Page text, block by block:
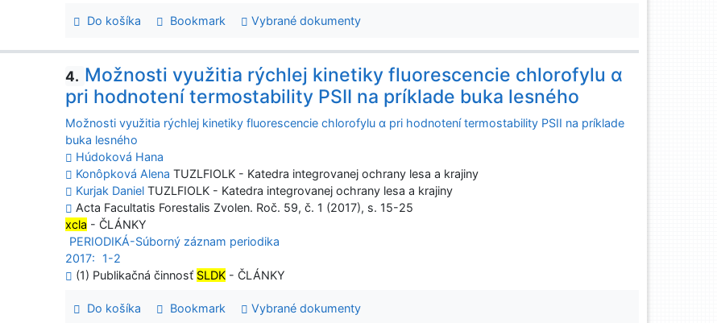
Do košíka Bookmark Vybrané dokumenty
4. Možnosti využitia rýchlej kinetiky fluorescencie chlorofylu α
pri hodnotení termostability PSII na príklade buka lesného
Možnosti využitia rýchlej kinetiky fluorescencie chlorofylu α pri hodnotení termostability PSII na príklade
buka lesného
Húdoková Hana
Konôpková Alena TUZLFIOLK - Katedra integrovanej ochrany lesa a krajiny
Kurjak Daniel TUZLFIOLK - Katedra integrovanej ochrany lesa a krajiny
Acta Facultatis Forestalis Zvolen. Roč. 59, č. 1 (2017), s. 15-25
xcla - ČLÁNKY
PERIODIKÁ-Súborný záznam periodika
2017:
1-2
(1) Publikačná činnosť SLDK - ČLÁNKY
Do košíka Bookmark Vybrané dokumenty